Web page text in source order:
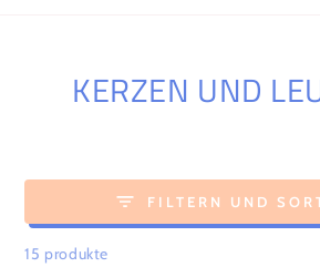
KOLLEKTION:
KERZEN UND
FILTERN UND
15 produkte